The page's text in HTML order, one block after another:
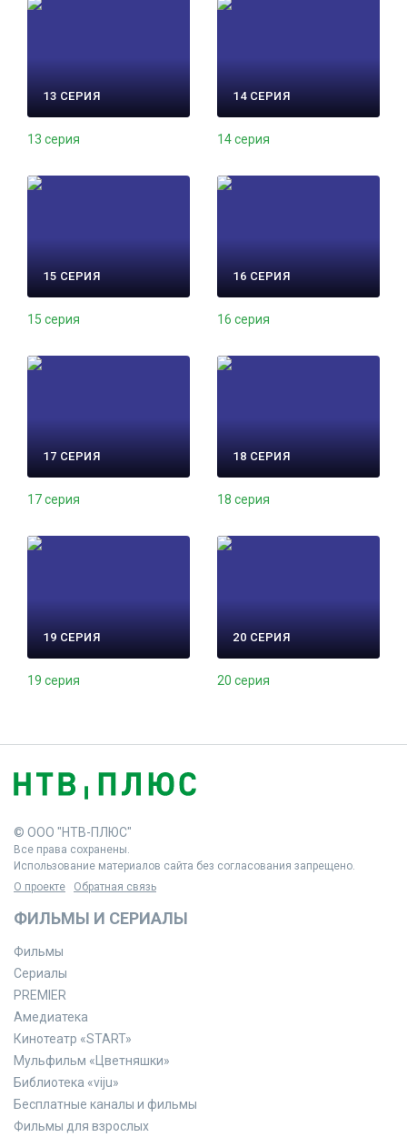
13 СЕРИЯ
13 серия
14 СЕРИЯ
14 серия
15 СЕРИЯ
15 серия
16 СЕРИЯ
16 серия
17 СЕРИЯ
17 серия
18 СЕРИЯ
18 серия
19 СЕРИЯ
19 серия
20 СЕРИЯ
20 серия
© ООО "НТВ-ПЛЮС"
Все права сохранены.
Использование материалов сайта без согласования запрещено.
О проекте
Обратная связь
ФИЛЬМЫ И СЕРИАЛЫ
Фильмы
Сериалы
PREMIER
Амедиатека
Кинотеатр «START»
Мульфильм «Цветняшки»
Библиотека «viju»
Бесплатные каналы и фильмы
Фильмы для взрослых